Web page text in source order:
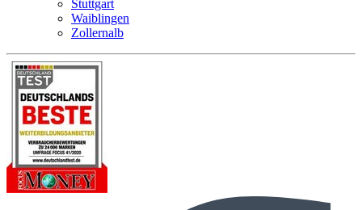
Stuttgart
Waiblingen
Zollernalb